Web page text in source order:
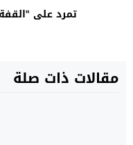
تمرد على
مقالات ذات صلة